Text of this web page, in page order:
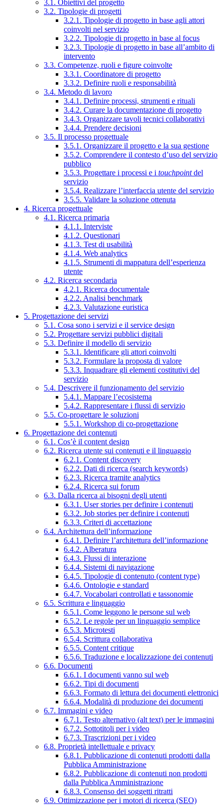
3.1. Obiettivi del progetto
3.2. Tipologie di progetti
3.2.1. Tipologie di progetto in base agli attori
coinvolti nel servizio
3.2.2. Tipologie di progetto in base al focus
3.2.3. Tipologie di progetto in base all’ambito di
intervento
3.3. Competenze, ruoli e figure coinvolte
3.3.1. Coordinatore di progetto
3.3.2. Definire ruoli e responsabilità
3.4. Metodo di lavoro
3.4.1. Definire processi, strumenti e rituali
3.4.2. Curare la documentazione di progetto
3.4.3. Organizzare tavoli tecnici collaborativi
3.4.4. Prendere decisioni
3.5. Il processo progettuale
3.5.1. Organizzare il progetto e la sua gestione
3.5.2. Comprendere il contesto d’uso del servizio
pubblico
3.5.3. Progettare i processi e i touchpointdel
servizio
3.5.4. Realizzare l’interfaccia utente del servizio
3.5.5. Validare la soluzione ottenuta
4. Ricerca progettuale
4.1. Ricerca primaria
4.1.1. Interviste
4.1.2. Questionari
4.1.3. Test di usabilità
4.1.4. Web analytics
4.1.5. Strumenti di mappatura dell’esperienza
utente
4.2. Ricerca secondaria
4.2.1. Ricerca documentale
4.2.2. Analisi benchmark
4.2.3. Valutazione euristica
5. Progettazione dei servizi
5.1. Cosa sono i servizi e il service design
5.2. Progettare servizi pubblici digitali
5.3. Definire il modello di servizio
5.3.1. Identificare gli attori coinvolti
5.3.2. Formulare la proposta di valore
5.3.3. Inquadrare gli elementi costitutivi del
servizio
5.4. Descrivere il funzionamento del servizio
5.4.1. Mappare l’ecosistema
5.4.2. Rappresentare i flussi di servizio
5.5. Co-progettare le soluzioni
5.5.1. Workshop di co-progettazione
6. Progettazione dei contenuti
6.1. Cos’è il content design
6.2. Ricerca utente sui contenuti e il linguaggio
6.2.1. Content discovery
6.2.2. Dati di ricerca (search keywords)
6.2.3. Ricerca tramite analytics
6.2.4. Ricerca sui forum
6.3. Dalla ricerca ai bisogni degli utenti
6.3.1. User stories per definire i contenuti
6.3.2. Job stories per definire i contenuti
6.3.3. Criteri di accettazione
6.4. Architettura dell’informazione
6.4.1. Definire l’architettura dell’informazione
6.4.2. Alberatura
6.4.3. Flussi di interazione
6.4.4. Sistemi di navigazione
6.4.5. Tipologie di contenuto (content type)
6.4.6. Ontologie e standard
6.4.7. Vocabolari controllati e tassonomie
6.5. Scrittura e linguaggio
6.5.1. Come leggono le persone sul web
6.5.2. Le regole per un linguaggio semplice
6.5.3. Microtesti
6.5.4. Scrittura collaborativa
6.5.5. Content critique
6.5.6. Traduzione e localizzazione dei contenuti
6.6. Documenti
6.6.1. I documenti vanno sul web
6.6.2. Tipi di documenti
6.6.3. Formato di lettura dei documenti elettronici
6.6.4. Modalità di produzione dei documenti
6.7. Immagini e video
6.7.1. Testo alternativo (alt text) per le immagini
6.7.2. Sottotitoli per i video
6.7.3. Trascrizioni per i video
6.8. Proprietà intellettuale e privacy
6.8.1. Pubblicazione di contenuti prodotti dalla
Pubblica Amministrazione
6.8.2. Pubblicazione di contenuti non prodotti
dalla Pubblica Amministrazione
6.8.3. Consenso dei soggetti ritratti
6.9. Ottimizzazione per i motori di ricerca (SEO)